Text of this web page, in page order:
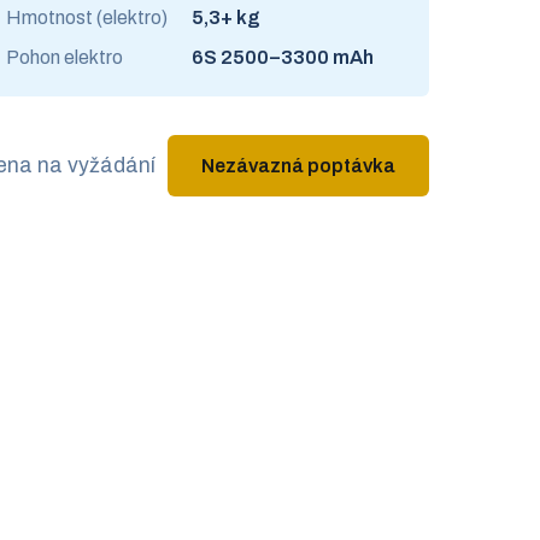
Hmotnost (elektro)
5,3+ kg
Pohon elektro
6S 2500–3300 mAh
na vyžádání Nezávazná poptávka